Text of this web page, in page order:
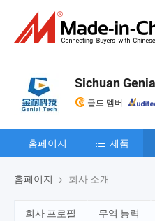
Sichuan
골드 멤버
홈페이지 제품
홈페이지 회사 소개
회사 프로필 무역 능력